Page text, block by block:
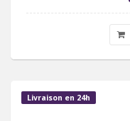
Livraison en 24h